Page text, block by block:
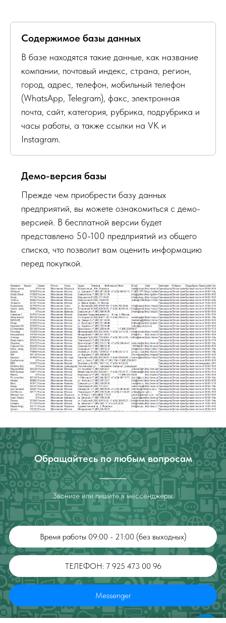
Содержимое базы данных
В базе находятся такие данные, как название
компании, почтовый индекс, страна, регион,
город, адрес, телефон, мобильный телефон
(WhatsApp, Telegram), факс, электронная
почта, сайт, категория, рубрика, подрубрика и
часы работы, а также ссылки на VK и
Instagram.
Демо-версия базы
Прежде чем приобрести базу данных
предприятий, вы можете ознакомиться с демо-
версией. В бесплатной версии будет
представлено 50-100 предприятий из общего
списка, что позволит вам оценить информацию
перед покупкой.
Обращайтесь по любым вопросам
Звоните или пишите в мессенджеры.
Время работы 09:00 - 21:00 (без выходных)
ТЕЛЕФОН: 7 925 473 00 96
Messenger